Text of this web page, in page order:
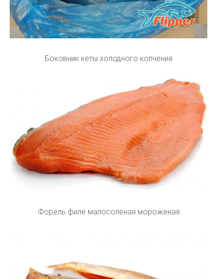
Боковник кеты холодного копчения
Форель филе малосоленая мороженая